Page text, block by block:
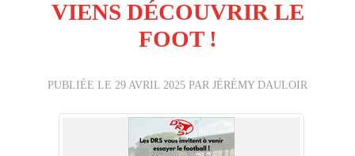
VIENS DÉCOUVRIR LE
FOOT !
PUBLIÉE LE 29 AVRIL 2025 PAR JÉRÉMY DAULOIR